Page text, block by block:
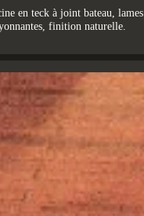
en teck à joint bateau, lames
finition naturelle.